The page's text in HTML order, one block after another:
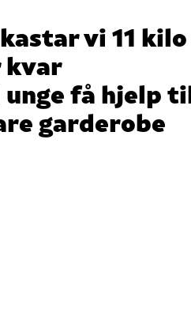
vi 11 kilo
unge få hjelp
garderobe